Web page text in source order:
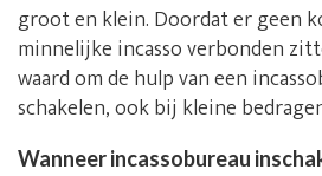
groot en klein. Doordat er geen
minnelijke incasso verbonden
waard om de hulp van een
schakelen, ook bij kleine
Wanneer incassobureau